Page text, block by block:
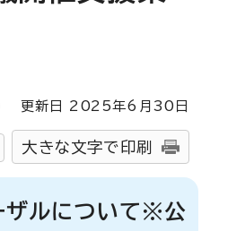
更新日 2025年6月 30 日
大きな文字で印刷
ザルについて※公